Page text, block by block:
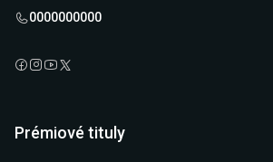
0000000000
Prémiové tituly